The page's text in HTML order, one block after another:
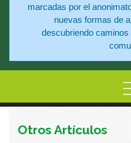
marcadas por el
nuevas formas de
descubriendo
Otros Artículos